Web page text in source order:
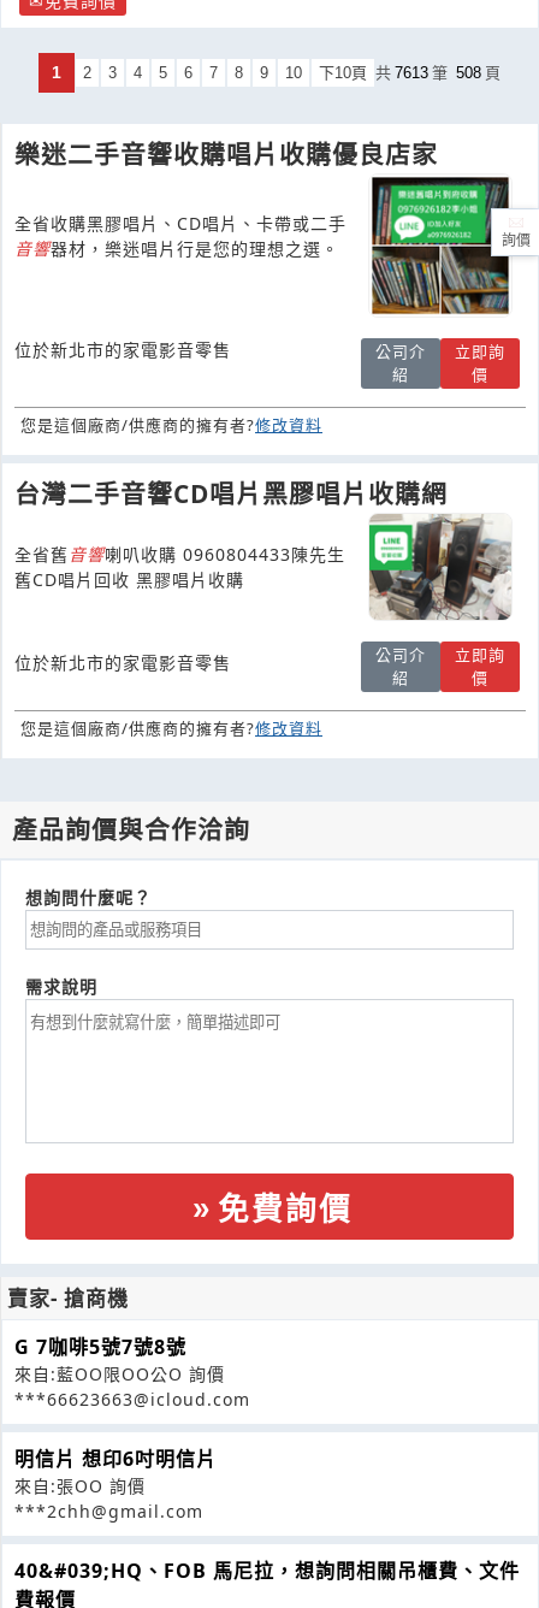
1 2 3 4 5 6 7 8 9 10 下10頁 共 7613 筆 508 頁
樂迷二手音響收購唱片收購優良店家
全省收購黑膠唱片、CD唱片、卡帶或二手
音響器材，樂迷唱片行是您的理想之選。
位於新北市的家電影音零售
公司介
紹
立即詢
價
您是這個廠商/供應商的擁有者?修改資料
台灣二手音響CD唱片黑膠唱片收購網
全省舊 音響喇叭收購 0960804433陳先生
舊CD唱片回收 黑膠唱片收購
位於新北市的家電影音零售
公司介
紹
立即詢
價
您是這個廠商/供應商的擁有者?修改資料
產品詢價與合作洽詢
想詢問什麼呢？
需求說明
免費詢價
賣家- 搶商機
G 7咖啡5號7號8號
來自:藍OO限OO公O 詢價
***66623663@icloud.com
明信片 想印6吋明信片
來自:張OO 詢價
***2chh@gmail.com
40&#039;HQ、FOB 馬尼拉，想詢問相關吊櫃費、文件
費報價
詢價